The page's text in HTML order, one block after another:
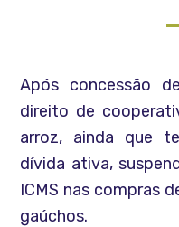
Após concessão
direito de
arroz, ainda que
dívida ativa,
ICMS nas compras
gaúchos.